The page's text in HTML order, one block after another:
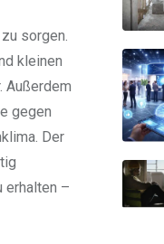
sorgen.
kleinen
Außerdem
gegen
Der
erhalten –